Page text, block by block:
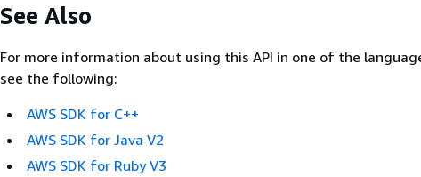
See Also
For more information about using this API in one of the
see the following:
AWS SDK for C++
AWS SDK for Java V2
AWS SDK for Ruby V3